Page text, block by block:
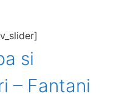
si
– Fantani